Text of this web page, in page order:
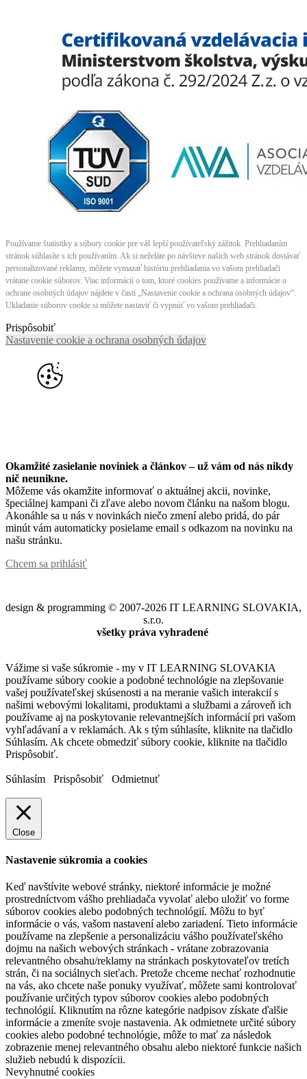
Používame štatistiky a súbory cookie pre váš lepší používateľský zážitok. Prehliadaním
stránok súhlasíte s ich používaním. Ak si neželáte po návšteve našich web stránok dostávať
personalizované reklamy, môžete vymazať históriu prehliadania vo vašom prehliadači
vrátane cookie súborov. Viac informácií o tom, ktoré cookies používame a informácie o
ochrane osobných údajov nájdete v časti „Nastavenie cookie a ochrana osobných údajov“.
Ukladanie súborov cookie si môžete nastaviť či vypnúť vo vašom prehliadači.
Prispôsobiť
Nastavenie cookie a ochrana osobných údajov
Okamžité zasielanie noviniek a článkov – už vám od nás nikdy
nič neunikne.
Môžeme vás okamžite informovať o aktuálnej akcii, novinke,
špeciálnej kampani či zľave alebo novom článku na našom blogu.
Akonáhle sa u nás v novinkách niečo zmení alebo pridá, do pár
minút vám automaticky posielame email s odkazom na novinku na
našu stránku.
Chcem sa prihlásiť
design & programming © 2007-2026 IT LEARNING SLOVAKIA,
s.r.o.
všetky práva vyhradené
Vážime si vaše súkromie - my v IT LEARNING SLOVAKIA
používame súbory cookie a podobné technológie na zlepšovanie
vašej používateľskej skúsenosti a na meranie vašich interakcií s
našimi webovými lokalitami, produktami a službami a zároveň ich
používame aj na poskytovanie relevantnejších informácií pri vašom
vyhľadávaní a v reklamách. Ak s tým súhlasíte, kliknite na tlačidlo
Súhlasím. Ak chcete obmedziť súbory cookie, kliknite na tlačidlo
Prispôsobiť.
Súhlasím Prispôsobiť Odmietnuť
Close
Nastavenie súkromia a cookies
Keď navštívite webové stránky, niektoré informácie je možné
prostredníctvom vášho prehliadača vyvolať alebo uložiť vo forme
súborov cookies alebo podobných technológií. Môžu to byť
informácie o vás, vašom nastavení alebo zariadení. Tieto informácie
používame na zlepšenie a personalizáciu vášho používateľského
dojmu na našich webových stránkach - vrátane zobrazovania
relevantného obsahu/reklamy na stránkach poskytovateľov tretích
strán, či na sociálnych sieťach. Pretože chceme nechať rozhodnutie
na vás, ako chcete naše ponuky využívať, môžete sami kontrolovať
používanie určitých typov súborov cookies alebo podobných
technológií. Kliknutím na rôzne kategórie nadpisov získate ďalšie
informácie a zmeníte svoje nastavenia. Ak odmietnete určité súbory
cookies alebo podobné technológie, môže to mať za následok
zobrazenie menej relevantného obsahu alebo niektoré funkcie našich
služieb nebudú k dispozícii.
Nevyhnutné cookies